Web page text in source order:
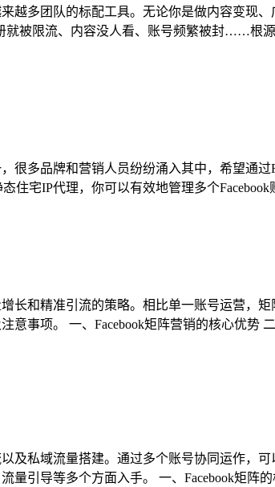
越多团队的标配工具。无论你是做内容变现
被限流、内容没人看、账号频繁被封……根
很多品牌和营销人员纷纷涌入其中，希望通
住宅IP代理，你可以有效地管理多个
长和精准引流的策略。相比单一账号运营，
事项。 一、Facebook矩阵营销的核心优势
及私域流量搭建。通过多个账号协同运作，
引导等多个方面入手。 一、Facebook矩阵